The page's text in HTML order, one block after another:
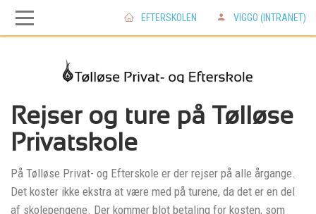
Skip
Skip
EFTERSKOLEN VIGGO (INTRANET)
Rejser og ture på Tølløse
Privatskole
På Tølløse Privat- og Efterskole er der rejser på alle årgange.
Det koster ikke ekstra at være med på turene, da det er en del
af skolepengene. Der kommer blot betaling for kosten, som